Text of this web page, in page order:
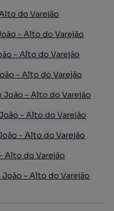
do Varejão
- Alto do Varejão
- Alto do Varejão
- Alto do Varejão
João - Alto do Varejão
- Alto do Varejão
- Alto do Varejão
Alto do Varejão
João - Alto do Varejão